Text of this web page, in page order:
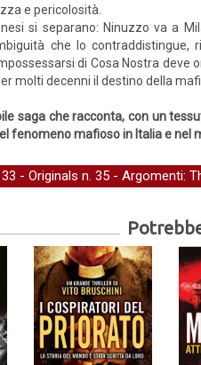
e pericolosità.
si separano: Ninuzzo va a
che lo
di Cosa Nostra
molti decenni il destino della
saga che racconta, con un
fenomeno mafioso in Italia e nel
- Originals n. 35 - Argomenti: